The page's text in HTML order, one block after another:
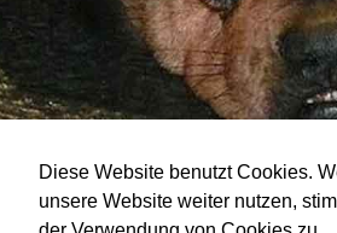
Diese Website benutzt Cookies.
unsere Website weiter nutzen,